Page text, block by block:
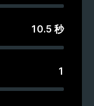
10.5 秒
1